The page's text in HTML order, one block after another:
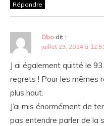
Répondre
Dbo dit :
juillet 23, 2014 à
J ai également quitté le
regrets ! Pour les mêmes
plus haut.
J’ai mis énormément de
pas entendre parler de la